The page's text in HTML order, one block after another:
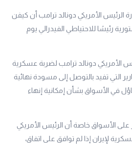
الرئيس الأمريكي دونالد ترامب أن كيفن
رئيسًا للاحتياطي الفيدرالي يوم
الأمريكي دونالد ترامب لضربة عسكرية
التي تفيد بالتوصل إلى مسودة نهائية
في الأسواق بشأن إمكانية إنهاء
الأسواق خاصة أن الرئيس الأمريكي
لإيران إذا لم توافق على اتفاق،